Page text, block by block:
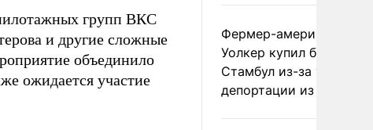
групп ВКС
и другие сложные
объединило
ожидается участие
Фермер-американец
Уолкер купил билет в
Стамбул из-за угрозы
депортации из России